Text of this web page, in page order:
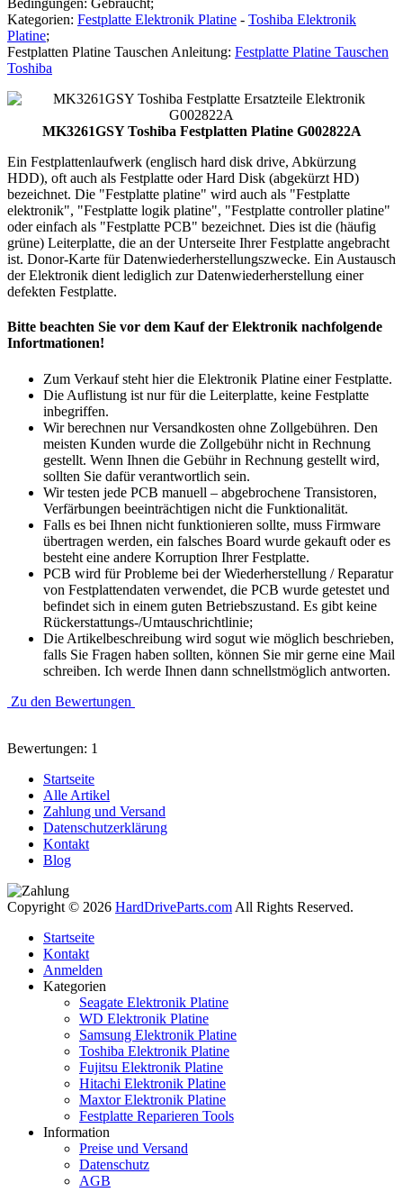
Bedingungen: Gebraucht;
Kategorien: Festplatte Elektronik Platine - Toshiba Elektronik
Platine;
Festplatten Platine Tauschen Anleitung: Festplatte Platine Tauschen
Toshiba
MK3261GSY Toshiba Festplatten Platine G002822A
Ein Festplattenlaufwerk (englisch hard disk drive, Abkürzung
HDD), oft auch als Festplatte oder Hard Disk (abgekürzt HD)
bezeichnet. Die "Festplatte platine" wird auch als "Festplatte
elektronik", "Festplatte logik platine", "Festplatte controller platine"
oder einfach als "Festplatte PCB" bezeichnet. Dies ist die (häufig
grüne) Leiterplatte, die an der Unterseite Ihrer Festplatte angebracht
ist. Donor-Karte für Datenwiederherstellungszwecke. Ein Austausch
der Elektronik dient lediglich zur Datenwiederherstellung einer
defekten Festplatte.
Bitte beachten Sie vor dem Kauf der Elektronik nachfolgende
Infortmationen!
Zum Verkauf steht hier die Elektronik Platine einer Festplatte.
Die Auflistung ist nur für die Leiterplatte, keine Festplatte
inbegriffen.
Wir berechnen nur Versandkosten ohne Zollgebühren. Den
meisten Kunden wurde die Zollgebühr nicht in Rechnung
gestellt. Wenn Ihnen die Gebühr in Rechnung gestellt wird,
sollten Sie dafür verantwortlich sein.
Wir testen jede PCB manuell – abgebrochene Transistoren,
Verfärbungen beeinträchtigen nicht die Funktionalität.
Falls es bei Ihnen nicht funktionieren sollte, muss Firmware
übertragen werden, ein falsches Board wurde gekauft oder es
besteht eine andere Korruption Ihrer Festplatte.
PCB wird für Probleme bei der Wiederherstellung / Reparatur
von Festplattendaten verwendet, die PCB wurde getestet und
befindet sich in einem guten Betriebszustand. Es gibt keine
Rückerstattungs-/Umtauschrichtlinie;
Die Artikelbeschreibung wird sogut wie möglich beschrieben,
falls Sie Fragen haben sollten, können Sie mir gerne eine Mail
schreiben. Ich werde Ihnen dann schnellstmöglich antworten.
Zu den Bewertungen
Bewertungen: 1
Startseite
Alle Artikel
Zahlung und Versand
Datenschutzerklärung
Kontakt
Blog
Copyright © 2026 HardDriveParts.com All Rights Reserved.
Startseite
Kontakt
Anmelden
Kategorien
Seagate Elektronik Platine
WD Elektronik Platine
Samsung Elektronik Platine
Toshiba Elektronik Platine
Fujitsu Elektronik Platine
Hitachi Elektronik Platine
Maxtor Elektronik Platine
Festplatte Reparieren Tools
Information
Preise und Versand
Datenschutz
AGB